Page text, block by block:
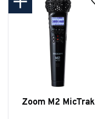
Zoom M2 MicTrak